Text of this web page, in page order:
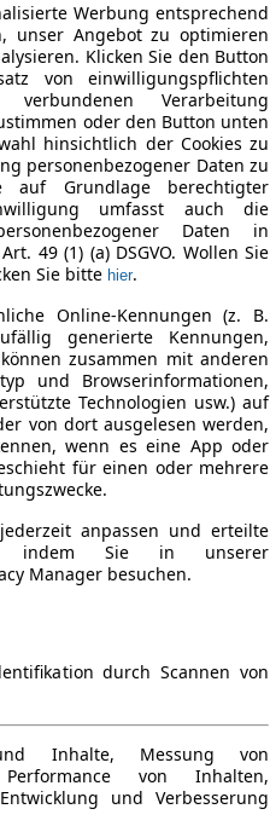
Werbung entsprechend
unser Angebot zu optimieren
Klicken Sie den Button
von einwilligungspflichten
Verarbeitung
oder den Button unten
hinsichtlich der Cookies zu
personenbezogener Daten zu
auf Grundlage berechtigter
umfasst auch die
Daten in
49 (1) (a) DSGVO. Wollen Sie
Sie bitte hier.
Online-Kennungen (z. B.
generierte Kennungen,
zusammen mit anderen
und Browserinformationen,
Technologien usw.) auf
von dort ausgelesen werden,
wenn es eine App oder
für einen oder mehrere
anpassen und erteilte
indem Sie in unserer
Manager besuchen.
durch Scannen von
Inhalte, Messung von
von Inhalten,
und Verbesserung